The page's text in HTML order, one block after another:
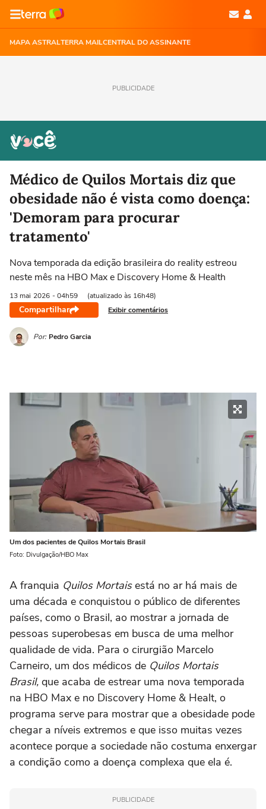
MAPA ASTRALTERRA MAILCENTRAL DO ASSINANTE
PUBLICIDADE
Médico de Quilos Mortais diz que
obesidade não é vista como doença:
'Demoram para procurar
tratamento'
Nova temporada da edição brasileira do reality estreou
neste mês na HBO Max e Discovery Home & Health
13 mai 2026 - 04h59 (atualizado às 16h48)
Compartilhar Exibir comentários
Por: Pedro Garcia
Um dos pacientes de Quilos Mortais Brasil
Foto: Divulgação/HBO Max
A franquia Quilos Mortaisestá no ar há mais de
uma década e conquistou o público de diferentes
países, como o Brasil, ao mostrar a jornada de
pessoas superobesas em busca de uma melhor
qualidade de vida. Para o cirurgião Marcelo
Carneiro, um dos médicos de Quilos Mortais
Brasil, que acaba de estrear uma nova temporada
na HBO Max e no Discovery Home & Healt, o
programa serve para mostrar que a obesidade pode
chegar a níveis extremos e que isso muitas vezes
acontece porque a sociedade não costuma enxergar
a condição como a doença complexa que ela é.
PUBLICIDADE